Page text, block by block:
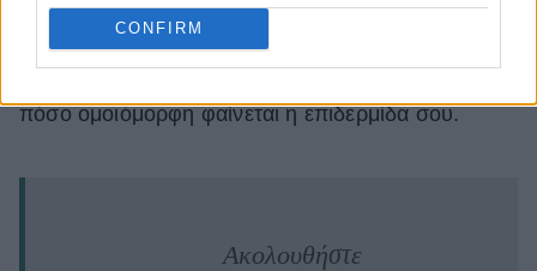
CONFIRM
ακτινοβολίας: Μπορεί να ακούγονται απλές, αλλά
αυτές είναι μερικές από τις καθημερινές συνήθειες
πόσο ομοιόμορφη φαίνεται η επιδερμίδα σου.
Ακολουθήστε